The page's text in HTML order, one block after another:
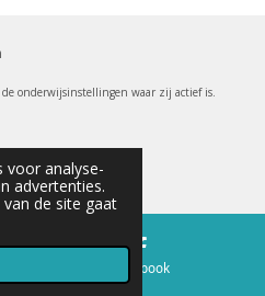
voor analyse-
advertenties.
de site gaat
onderwijsinstellingen waar zij actief is.
Facebook